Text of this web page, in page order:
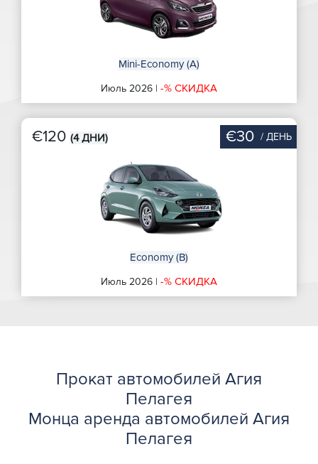
Mini-Economy (A)
Июль 2026 | -% СКИДКА
€120 (4 ДНИ) €30 / ДЕНЬ
Economy (B)
Июль 2026 | -% СКИДКА
Прокат автомобилей Агия
Пелагея
Монца аренда автомобилей Агия
Пелагея